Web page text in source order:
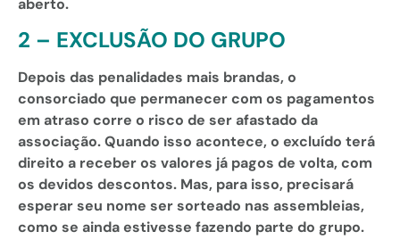
2 – EXCLUSÃO DO GRUPO
Depois das penalidades mais brandas, o
consorciado que permanecer com os pagamentos
em atraso corre o risco de ser afastado da
associação. Quando isso acontece, o excluído terá
direito a receber os valores já pagos de volta, com
os devidos descontos. Mas, para isso, precisará
esperar seu nome ser sorteado nas assembleias,
como se ainda estivesse fazendo parte do grupo.